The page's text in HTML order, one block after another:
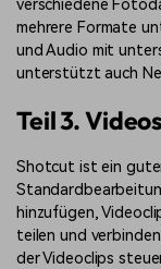
verschiedene
mehrere Formate
und Audio mit
unterstützt auch
Teil 3.
Shotcut ist ein
hinzufügen,
teilen und
der Videoclips